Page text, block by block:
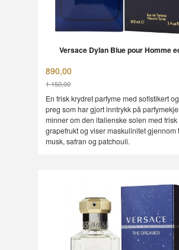
Versace Dylan Blue pour Homme
890,00
1 150,00
Rabatt
En frisk krydret parfyme med sofistikert
preg som har gjort inntrykk på
minner om den italienske solen med
grapefrukt og viser maskulinitet gjennom
musk, safran og patchouli.